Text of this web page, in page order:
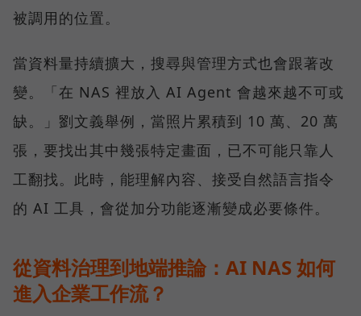
被調用的位置。
當資料量持續擴大，搜尋與管理方式也會跟著改
變。「在 NAS 裡放入 AI Agent 會越來越不可或
缺。」劉文義舉例，當照片累積到 10 萬、20 萬
張，要找出其中幾張特定畫面，已不可能只靠人
工翻找。此時，能理解內容、接受自然語言指令
的 AI 工具，會從加分功能逐漸變成必要條件。
從資料治理到地端推論：AI NAS 如何
進入企業工作流？